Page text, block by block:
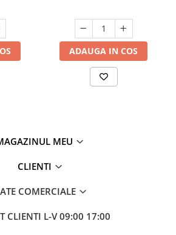
ADAUGA IN COS
MEU
CLIENTI
COMERCIALE
CLIENTI L-V 09:00 17:00